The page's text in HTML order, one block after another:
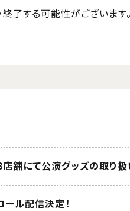
了する可能性がございます。
舗にて公演グッズの取り扱
ール配信決定！